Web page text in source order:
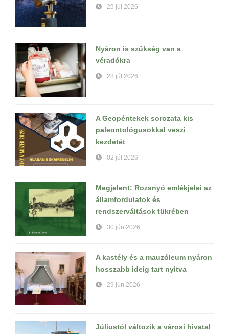
29 júl 2026
Nyáron is szükség van a
véradókra
28 júl 2026
A Geopéntekek sorozata kis
paleontológusokkal veszi
kezdetét
02 júl 2026
Megjelent: Rozsnyó emlékjelei az
államfordulatok és
rendszerváltások tükrében
30 jún 2026
A kastély és a mauzóleum nyáron
hosszabb ideig tart nyitva
29 jún 2026
Júliustól változik a városi hivatal